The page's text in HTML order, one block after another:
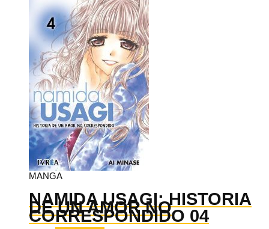
MANGA
NAMIDA USAGI: HISTORIA
DE UN AMOR NO
CORRESPONDIDO 04